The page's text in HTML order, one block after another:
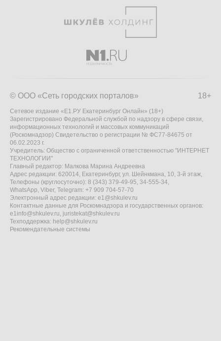
18+
© ООО «Сеть городских порталов»
Сетевое издание «Е1.РУ Екатеринбург Онлайн» (18+)
Зарегистрировано Федеральной службой по надзору в сфере связи,
информационных технологий и массовых коммуникаций
(Роскомнадзор) Свидетельство о регистрации № ФС77-84675 от
06.02.2023 г.
Учредитель: Общество с ограниченной ответственностью "ИНТЕРНЕТ
ТЕХНОЛОГИИ"
Главный редактор: Малкова Марина Андреевна
Адрес редакции: 620014, Екатеринбург, ул. Шейнкмана, 10, 3-й этаж,
Телефоны (круглосуточно): 8 (343) 379-49-95, 34-555-34,
WhatsApp, Viber, Telegram: +7 909 704-57-70
Электронный адрес редакции: e1@shkulev.ru
Контактные данные для Роскомнадзора и государственных органов:
e1info@shkulev.ru, juristekat@shkulev.ru
Техподдержка: help@shkulev.ru
Рекомендательные системы